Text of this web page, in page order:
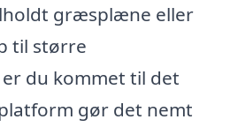
græsplæne eller
til større
du kommet til det
gør det nemt